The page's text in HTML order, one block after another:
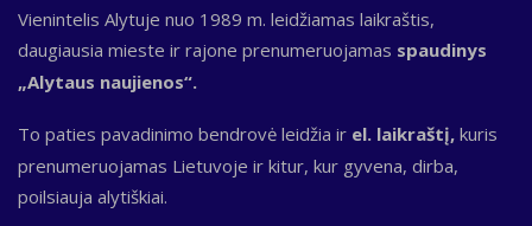
Vienintelis Alytuje nuo 1989 m. leidžiamas laikraštis,
daugiausia mieste ir rajone prenumeruojamas spaudinys
„Alytaus naujienos“.
To paties pavadinimo bendrovė leidžia ir el. laikraštį, kuris
prenumeruojamas Lietuvoje ir kitur, kur gyvena, dirba,
poilsiauja alytiškiai.